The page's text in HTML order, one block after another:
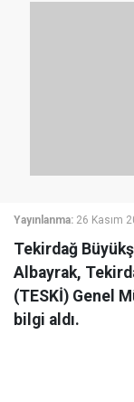
Yayınlanma: 26 Kasım
Tekirdağ
Albayrak,
(TESKİ) Genel
bilgi aldı.